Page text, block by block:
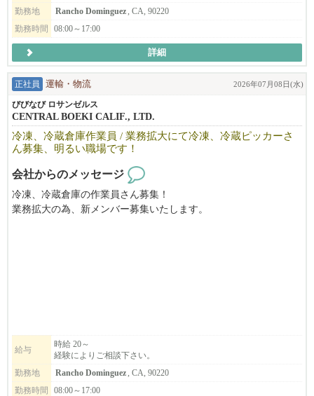
勤務地
Rancho Dominguez, CA, 90220
勤務時間
08:00～17:00
詳細
正社員 運輸・物流 2026年07月08日(水)
びびなび ロサンゼルス
CENTRAL BOEKI CALIF., LTD.
冷凍、冷蔵倉庫作業員 / 業務拡大にて冷凍、冷蔵ピッカーさ
ん募集、明るい職場です！
会社からのメッセージ
冷凍、冷蔵倉庫の作業員さん募集！
業務拡大の為、新メンバー募集いたします。
給与
時給 20～
経験によりご相談下さい。
勤務地
Rancho Dominguez , CA, 90220
勤務時間
08:00～17:00